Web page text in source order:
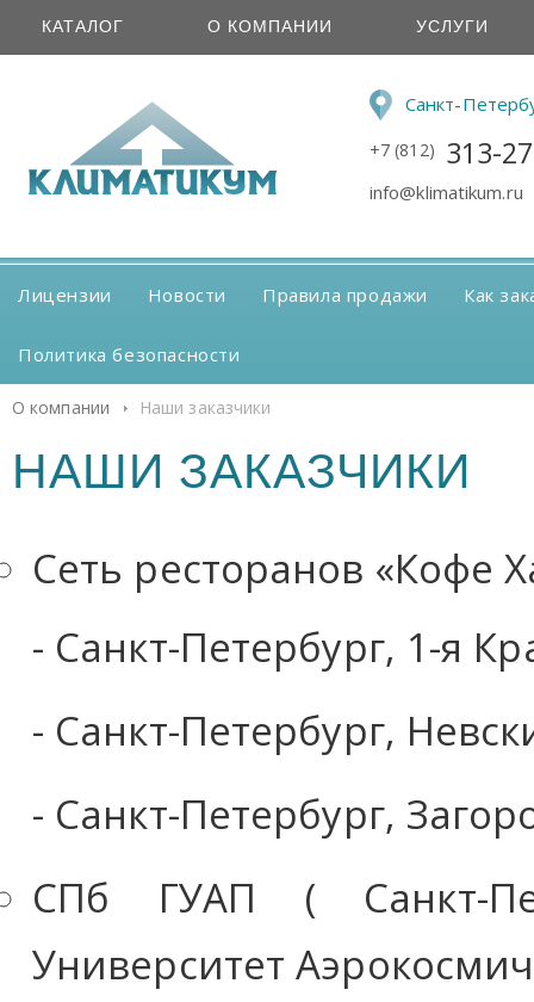
КАТАЛОГ О КОМПАНИИ УСЛУГИ
Санкт-
+7 (812) 313-
info@klimatikum.ru
Лицензии Новости Правила продажи Как
Политика безопасности
О компании Наши заказчики
НАШИ ЗАКАЗЧИКИ
Сеть ресторанов «Кофе
- Санкт-Петербург, 1-я
- Санкт-Петербург,
- Санкт-Петербург,
СПб ГУАП ( Санкт-
Университет